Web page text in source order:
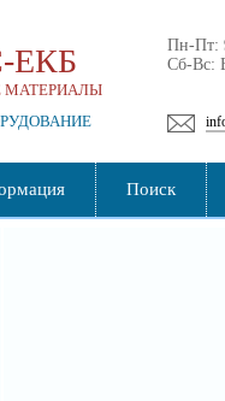
ЕКБ
МАТЕРИАЛЫ
Пн-Пт:
Сб-Вс:
Поиск